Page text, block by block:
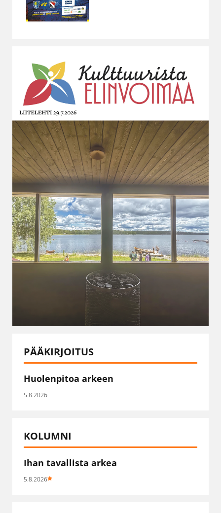
PÄÄKIRJOITUS
Huolenpitoa arkeen
5.8.2026
KOLUMNI
Ihan tavallista arkea
5.8.2026